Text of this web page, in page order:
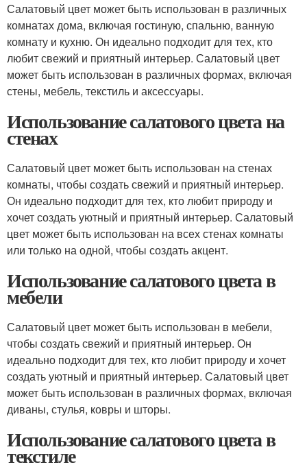
Салатовый цвет может быть использован в различных
комнатах дома, включая гостиную, спальню, ванную
комнату и кухню. Он идеально подходит для тех, кто
любит свежий и приятный интерьер. Салатовый цвет
может быть использован в различных формах, включая
стены, мебель, текстиль и аксессуары.
Использование салатового цвета на
стенах
Салатовый цвет может быть использован на стенах
комнаты, чтобы создать свежий и приятный интерьер.
Он идеально подходит для тех, кто любит природу и
хочет создать уютный и приятный интерьер. Салатовый
цвет может быть использован на всех стенах комнаты
или только на одной, чтобы создать акцент.
Использование салатового цвета в
мебели
Салатовый цвет может быть использован в мебели,
чтобы создать свежий и приятный интерьер. Он
идеально подходит для тех, кто любит природу и хочет
создать уютный и приятный интерьер. Салатовый цвет
может быть использован в различных формах, включая
диваны, стулья, ковры и шторы.
Использование салатового цвета в
текстиле